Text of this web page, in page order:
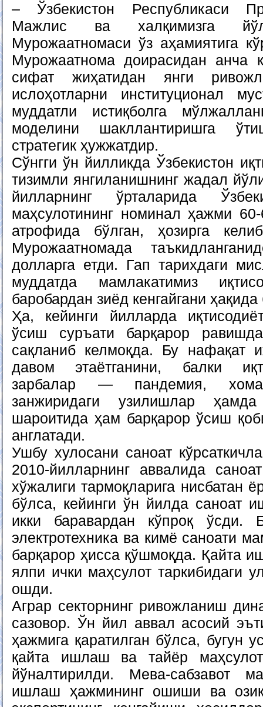
– Ўзбекистон Республикаси
Мажлис ва халқимизга
Мурожаатномаси ўз аҳамиятига
Мурожаатнома доирасидан анча
сифат жиҳатидан янги
ислоҳотларни институционал
муддатли истиқболга
моделини шакллантиришга
стратегик ҳужжатдир.
Сўнгги ўн йилликда Ўзбекистон
тизимли янгиланишнинг жадал
йилларнинг ўрталарида
маҳсулотининг номинал ҳажми
атрофида бўлган, ҳозирга
Мурожаатномада
долларга етди. Гап тарихдаги
муддатда мамлакатимиз
баробардан зиёд кенгайгани
Ҳа, кейинги йилларда
ўсиш суръати барқарор
сақланиб келмоқда. Бу нафақат
давом этаётганини, балки
зарбалар — пандемия,
занжиридаги узилишлар
шароитида ҳам барқарор ўсиш
англатади.
Ушбу хулосани саноат
2010-йилларнинг аввалида
хўжалиги тармоқларига нисбатан
бўлса, кейинги ўн йилда саноат
икки баравардан кўпроқ ўсди.
электротехника ва кимё саноати
барқарор ҳисса қўшмоқда. Қайта
ялпи ички маҳсулот таркибидаги
ошди.
Аграр секторнинг ривожланиш
сазовор. Ўн йил аввал асосий
ҳажмига қаратилган бўлса, бугун
қайта ишлаш ва тайёр
йўналтирилди. Мева-сабзавот
ишлаш ҳажмининг ошиши ва озиқ-